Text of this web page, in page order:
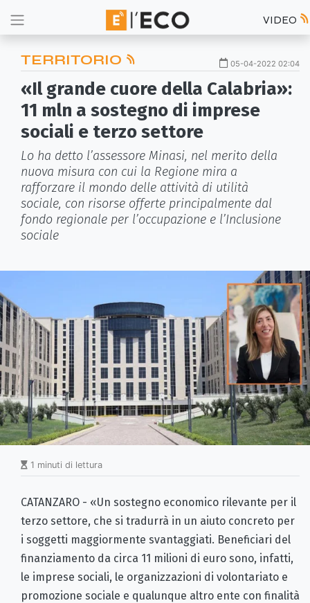
VIDEO
TERRITORIO 05-04-2022 02:04
«Il grande cuore della Calabria»:
11 mln a sostegno di imprese
sociali e terzo settore
Lo ha detto l’assessore Minasi, nel merito della
nuova misura con cui la Regione mira a
rafforzare il mondo delle attività di utilità
sociale, con risorse offerte principalmente dal
fondo regionale per l’occupazione e l’Inclusione
sociale
1 minuti di lettura
CATANZARO - «Un sostegno economico rilevante per il
terzo settore, che si tradurrà in un aiuto concreto per
i soggetti maggiormente svantaggiati. Beneficiari del
finanziamento da circa 11 milioni di euro sono, infatti,
le imprese sociali, le organizzazioni di volontariato e
promozione sociale e qualunque altro ente con finalità